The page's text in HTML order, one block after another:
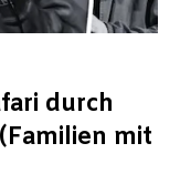
durch
mit